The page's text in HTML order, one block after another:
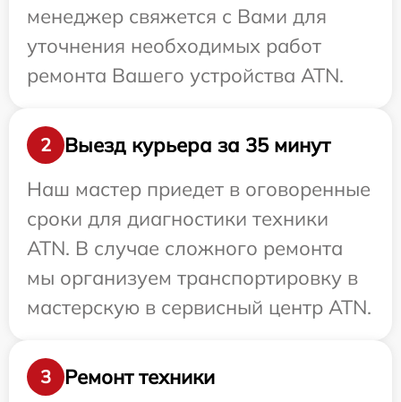
менеджер свяжется с Вами для
уточнения необходимых работ
ремонта Вашего устройства ATN.
2
Выезд курьера за 35 минут
Наш мастер приедет в оговоренные
сроки для диагностики техники
ATN. В случае сложного ремонта
мы организуем транспортировку в
мастерскую в сервисный центр ATN.
3
Ремонт техники